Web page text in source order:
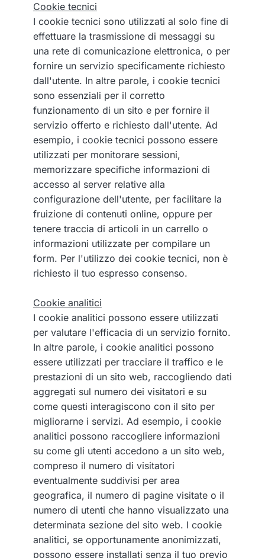
Cookie tecnici
I cookie tecnici sono utilizzati al solo fine di
effettuare la trasmissione di messaggi su
una rete di comunicazione elettronica, o per
fornire un servizio specificamente richiesto
dall'utente. In altre parole, i cookie tecnici
sono essenziali per il corretto
funzionamento di un sito e per fornire il
servizio offerto e richiesto dall'utente. Ad
esempio, i cookie tecnici possono essere
utilizzati per monitorare sessioni,
memorizzare specifiche informazioni di
accesso al server relative alla
configurazione dell'utente, per facilitare la
fruizione di contenuti online, oppure per
tenere traccia di articoli in un carrello o
informazioni utilizzate per compilare un
form. Per l'utilizzo dei cookie tecnici, non è
richiesto il tuo espresso consenso.
Cookie analitici
I cookie analitici possono essere utilizzati
per valutare l'efficacia di un servizio fornito.
In altre parole, i cookie analitici possono
essere utilizzati per tracciare il traffico e le
prestazioni di un sito web, raccogliendo dati
aggregati sul numero dei visitatori e su
come questi interagiscono con il sito per
migliorarne i servizi. Ad esempio, i cookie
analitici possono raccogliere informazioni
su come gli utenti accedono a un sito web,
compreso il numero di visitatori
eventualmente suddivisi per area
geografica, il numero di pagine visitate o il
numero di utenti che hanno visualizzato una
determinata sezione del sito web. I cookie
analitici, se opportunamente anonimizzati,
possono essere installati senza il tuo previo